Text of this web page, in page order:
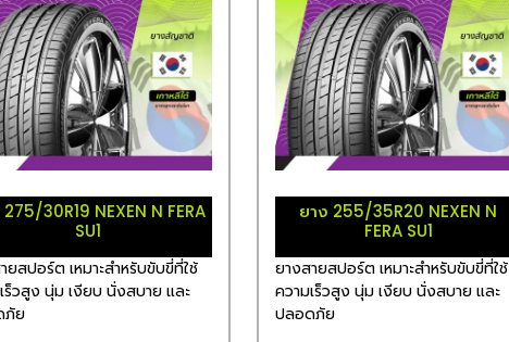
30R19 NEXEN N FERA
SU1
ยสปอร์ต เหมาะสำหรับขับขี่ที่ใช้
ร็วสูง นุ่ม เงียบ นั่งสบาย และ
ภัย
ยาง 255/35R20 NEXEN N
FERA SU1
ยางสายสปอร์ต เหมาะสำหรับขับขี่ที่ใช้
ความเร็วสูง นุ่ม เงียบ นั่งสบาย และ
ปลอดภัย